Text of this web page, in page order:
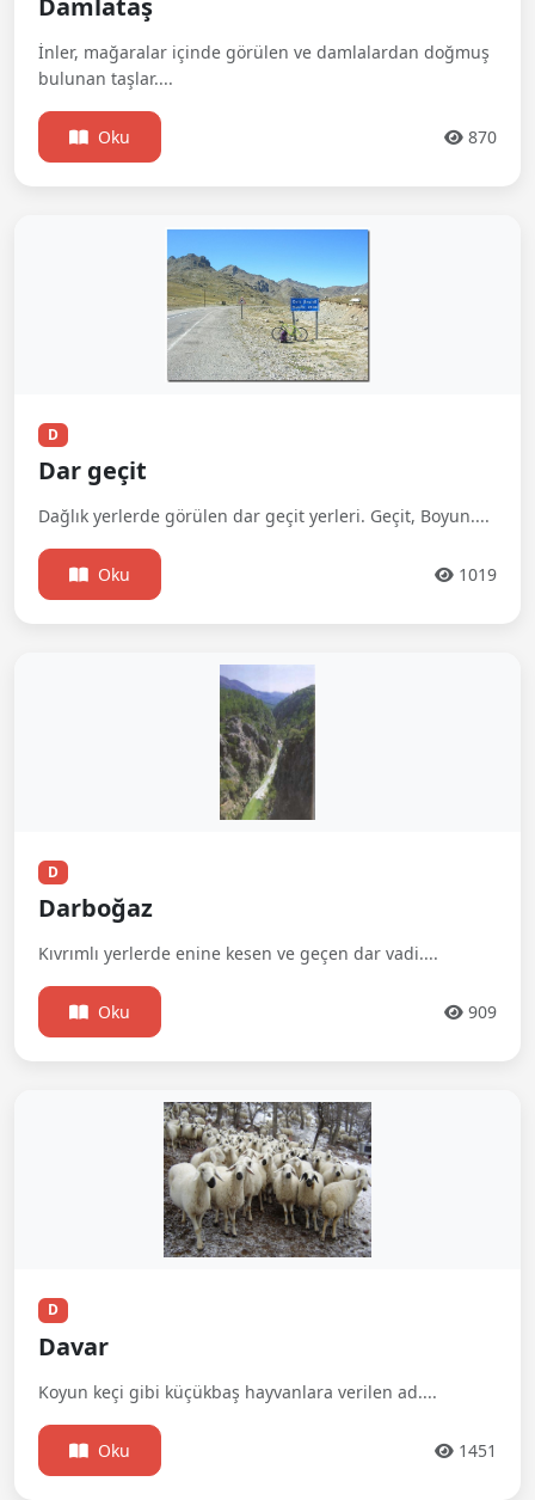
Damlataş
İnler, mağaralar içinde görülen ve damlalardan doğmuş
bulunan taşlar....
Oku 870
D
Dar geçit
Dağlık yerlerde görülen dar geçit yerleri. Geçit, Boyun....
Oku 1019
D
Darboğaz
Kıvrımlı yerlerde enine kesen ve geçen dar vadi....
Oku 909
D
Davar
Koyun keçi gibi küçükbaş hayvanlara verilen ad....
Oku 1451